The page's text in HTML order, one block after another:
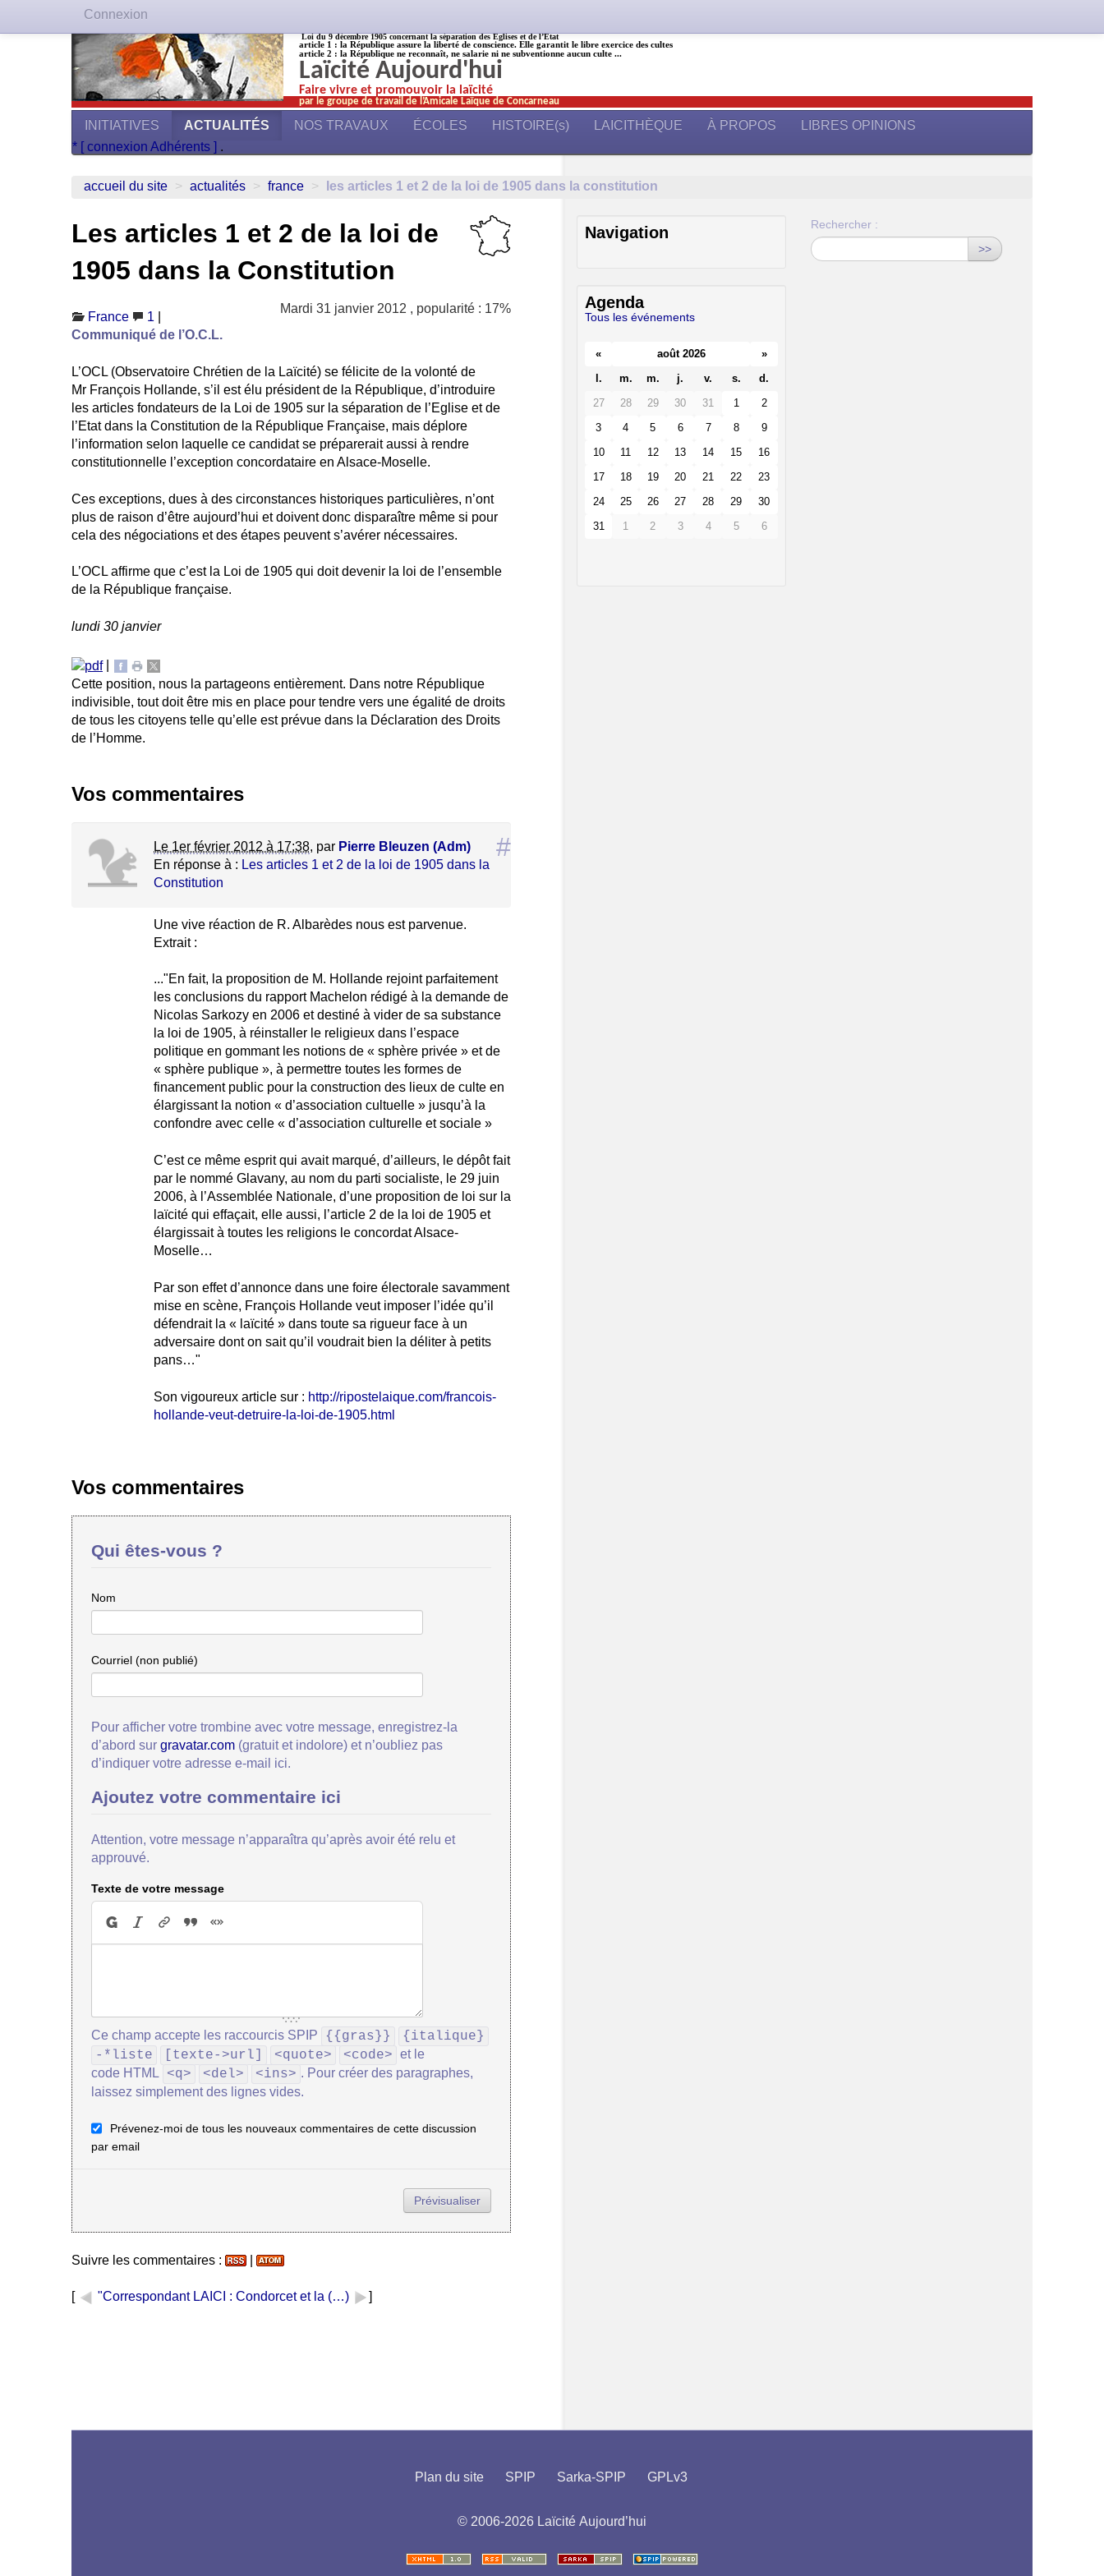
Loi du 9 décembre 1905 concernant la séparation des Églises et de l’État
article 1 : la République assure la liberté de conscience. Elle garantit le libre exercice des cultes
article 2 : la République ne reconnaît, ne salarie ni ne subventionne aucun culte ...
Laïcité Aujourd'hui
Faire vivre et promouvoir la laïcité
par le groupe de travail de l’Amicale Laïque de Concarneau
INITIATIVES ACTUALITÉS NOS TRAVAUX ÉCOLES HISTOIRE(s) LAICITHÈQUE À PROPOS
LIBRES OPINIONS
* [ connexion Adhérents ] .
accueil du site > actualités > france > les articles 1 et 2 de la loi de 1905 dans la constitution
Les articles 1 et 2 de la loi de
1905 dans la Constitution
Mardi 31 janvier 2012 , popularité : 17%
France 1
Communiqué de l’O.C.L.
L’OCL (Observatoire Chrétien de la Laïcité) se félicite de la volonté de
Mr François Hollande, s’il est élu président de la République, d’introduire
les articles fondateurs de la Loi de 1905 sur la séparation de l’Eglise et de
l’Etat dans la Constitution de la République Française, mais déplore
l’information selon laquelle ce candidat se préparerait aussi à rendre
constitutionnelle l’exception concordataire en Alsace-Moselle.
Ces exceptions, dues à des circonstances historiques particulières, n’ont
plus de raison d’être aujourd’hui et doivent donc disparaître même si pour
cela des négociations et des étapes peuvent s’avérer nécessaires.
L’OCL affirme que c’est la Loi de 1905 qui doit devenir la loi de l’ensemble
de la République française.
lundi 30 janvier
|
Cette position, nous la partageons entièrement. Dans notre République
indivisible, tout doit être mis en place pour tendre vers une égalité de droits
de tous les citoyens telle qu’elle est prévue dans la Déclaration des Droits
de l’Homme.
Vos commentaires
#
Le 1er février 2012 à 17:38, par Pierre Bleuzen (Adm)
En réponse à : Les articles 1 et 2 de la loi de 1905 dans la
Constitution
Une vive réaction de R. Albarèdes nous est parvenue.
Extrait :
..."En fait, la proposition de M. Hollande rejoint parfaitement
les conclusions du rapport Machelon rédigé à la demande de
Nicolas Sarkozy en 2006 et destiné à vider de sa substance
la loi de 1905, à réinstaller le religieux dans l’espace
politique en gommant les notions de « sphère privée » et de
« sphère publique », à permettre toutes les formes de
financement public pour la construction des lieux de culte en
élargissant la notion « d’association cultuelle » jusqu’à la
confondre avec celle « d’association culturelle et sociale »
C’est ce même esprit qui avait marqué, d’ailleurs, le dépôt fait
par le nommé Glavany, au nom du parti socialiste, le 29 juin
2006, à l’Assemblée Nationale, d’une proposition de loi sur la
laïcité qui effaçait, elle aussi, l’article 2 de la loi de 1905 et
élargissait à toutes les religions le concordat Alsace-
Moselle…
Par son effet d’annonce dans une foire électorale savamment
mise en scène, François Hollande veut imposer l’idée qu’il
défendrait la « laïcité » dans toute sa rigueur face à un
adversaire dont on sait qu’il voudrait bien la déliter à petits
pans…"
Son vigoureux article sur : http://ripostelaique.com/francois-
hollande-veut-detruire-la-loi-de-1905.html
Vos commentaires
Qui êtes-vous ?
Nom
Courriel (non publié)
Pour afficher votre trombine avec votre message, enregistrez-la
d’abord sur gravatar.com(gratuit et indolore) et n’oubliez pas
d’indiquer votre adresse e-mail ici.
Ajoutez votre commentaire ici
Attention, votre message n’apparaîtra qu’après avoir été relu et
approuvé.
Texte de votre message
Ce champ accepte les raccourcis SPIP {{gras}}
{italique}
-*liste
[texte->url] <quote> <code> et le
code HTML
<q> <del> <ins> . Pour créer des paragraphes,
laissez simplement des lignes vides.
Prévenez-moi de tous les nouveaux commentaires de cette discussion
par email
Suivre les commentaires :
[ "Correspondant LAICI : Condorcet et la (…) ]
Navigation
Agenda
Tous les événements
« août 2026
»
l.
m. m. j. v. s.
d.
27
28 29 30 31 1
2
3
4 5 6 7 8
9
10
11 12 13 14 15
16
17
18 19 20 21 22
23
24
25 26 27 28 29
30
31
1 2 3 4 5 6
Rechercher :
>>
Plan du site SPIP Sarka-SPIP GPLv3
© 2006-2026 Laïcité Aujourd’hui
Connexion